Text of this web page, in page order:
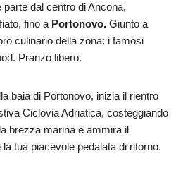
dal centro di Ancona,
fino a Portonovo. Giunto a
culinario della zona: i famosi
Pranzo libero.
baia di Portonovo, inizia il rientro
Ciclovia Adriatica, costeggiando
brezza marina e ammira il
tua piacevole pedalata di ritorno.